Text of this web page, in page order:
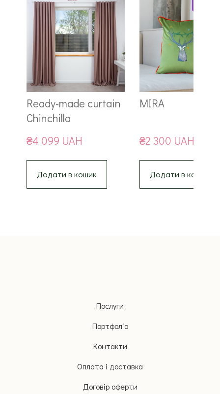
Ready-made curtain
Chinchilla
₴4 099 UAH
Додати в кошик
MIRA
₴2 300 UAH
Додати в кошик
Послуги
Портфоліо
Контакти
Оплата і доставка
Договір оферти